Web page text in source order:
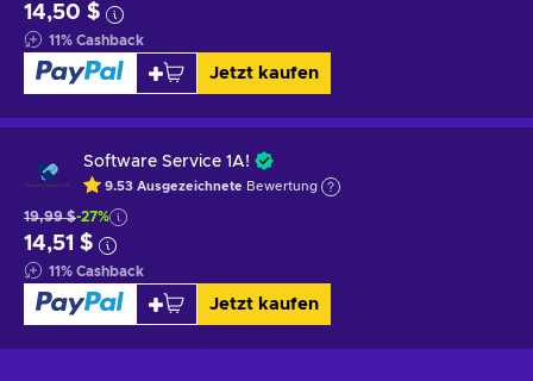
14,50 $
11% Cashback
Jetzt kaufen
Software Service 1A!
9.53 Ausgezeichnete Bewertung
19,99 $-27%
14,51 $
11% Cashback
Jetzt kaufen